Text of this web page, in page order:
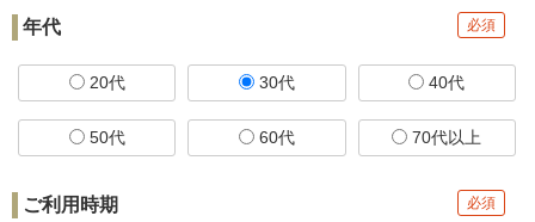
年代 必須
20代 30代 40代
50代 60代 70代以上
ご利用時期 必須